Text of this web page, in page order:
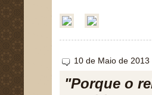
10 de Maio de 2013
"Porque o